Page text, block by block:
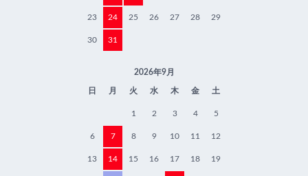
23 24 25 26 27 28 29
30 31
2026年9月
日 月 火 水 木 金 土
1 2 3 4 5
6 7 8 9 10 11 12
13 14 15 16 17 18 19